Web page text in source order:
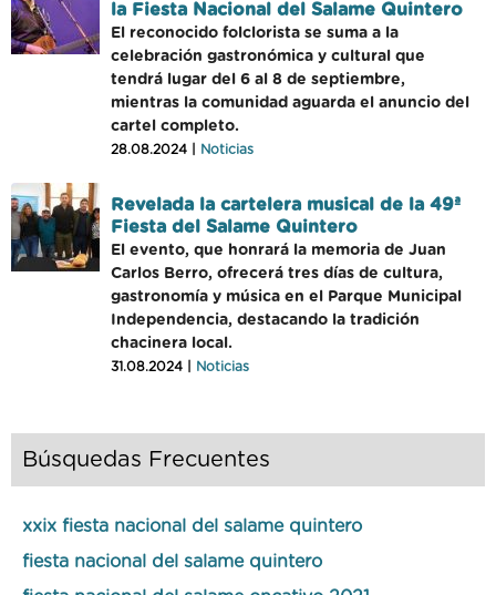
la Fiesta Nacional del Salame Quintero
El reconocido folclorista se suma a la
celebración gastronómica y cultural que
tendrá lugar del 6 al 8 de septiembre,
mientras la comunidad aguarda el anuncio del
cartel completo.
28.08.2024 | Noticias
Revelada la cartelera musical de la 49ª
Fiesta del Salame Quintero
El evento, que honrará la memoria de Juan
Carlos Berro, ofrecerá tres días de cultura,
gastronomía y música en el Parque Municipal
Independencia, destacando la tradición
chacinera local.
31.08.2024 | Noticias
Búsquedas Frecuentes
xxix fiesta nacional del salame quintero
fiesta nacional del salame quintero